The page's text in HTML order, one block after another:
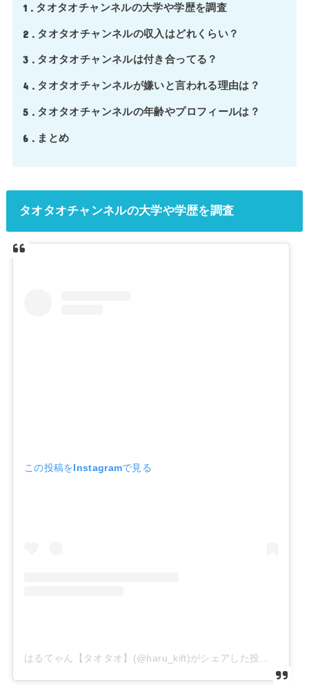
1 タオタオチャンネルの大学や学歴を調査
2 タオタオチャンネルの収入はどれくらい？
3 タオタオチャンネルは付き合ってる？
4 タオタオチャンネルが嫌いと言われる理由は？
5 タオタオチャンネルの年齢やプロフィールは？
6 まとめ
タオタオチャンネルの大学や学歴を調査
この投稿をInstagramで見る